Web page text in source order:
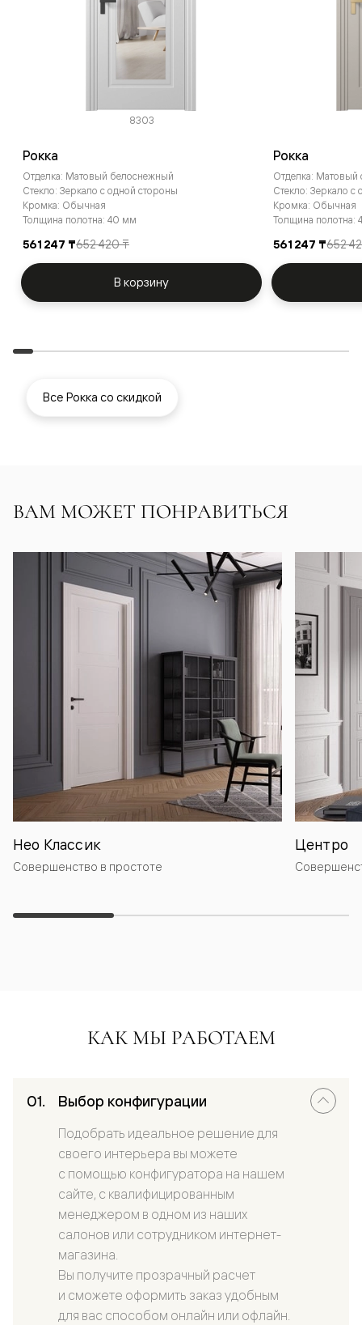
8303
Рокка
Отделка: Матовый белоснежный
Стекло: Зеркало с одной стороны
Кромка: Обычная
Толщина полотна: 40 мм
561 247 ₸652 420 ₸
В корзину
Рокка
Отделка: Матовый
Стекло: Зеркало с
Кромка: Обычная
Толщина полотна:
561 247 ₸652
Все Рокка со скидкой
ВАМ МОЖЕТ ПОНРАВИТЬСЯ
Нео Классик
Совершенство в простоте
Центро
КАК МЫ РАБОТАЕМ
Выбор конфигурации
Подобрать идеальное решение для
своего интерьера вы можете
с помощью конфигуратора на нашем
сайте, с квалифицированным
менеджером в одном из наших
салонов или сотрудником интернет-
магазина.
Вы получите прозрачный расчет
и сможете оформить заказ удобным
для вас способом онлайн или офлайн.